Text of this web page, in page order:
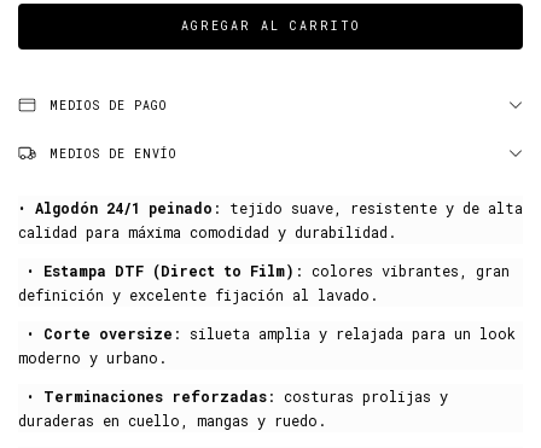
MEDIOS DE PAGO
MEDIOS DE ENVÍO
• Algodón 24/1 peinado : tejido suave, resistente y de alta
calidad para máxima comodidad y durabilidad.
•
Estampa DTF (Direct to Film) : colores vibrantes, gran
definición y excelente fijación al lavado.
•
Corte oversize : silueta amplia y relajada para un look
moderno y urbano.
•
Terminaciones reforzadas: costuras prolijas y
duraderas en cuello, mangas y ruedo.